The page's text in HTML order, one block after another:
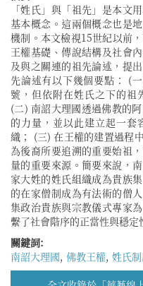
「姓氏」與「祖先」是本文
基本概念。這兩個概念也是
機制。本文檢視15世紀以前
王權基礎、傳說結構及社會
及與之關連的祖先論述，提
先論述有以下幾個要點： (
號，但依附在姓氏之下的祖
(二) 南詔大理國透過佛教的
的力量，並以此建立起一套
織； (三) 在王權的建置過程
為後裔所要追溯的重要始祖
量的重要來源。簡要來說，
家大姓的姓氏組織成為貴族
的在家僧制成為有法術的僧
集政治貴族與宗教儀式專家
繫了社會階序的正當性與穩定
關鍵詞:
南詔大理國, 佛教王權, 姓氏